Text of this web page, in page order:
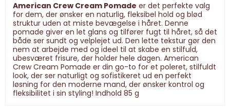
American Crew Cream Pomade er det perfekte valg
for dem, der ønsker en naturlig, fleksibel hold og blød
struktur uden at miste bevægelse i håret. Denne
pomade giver en let glans og tilfører fugt til håret, så det
både ser sundt og velplejet ud. Den lette tekstur gør den
nem at arbejde med og ideel til at skabe en stilfuld,
ubesværet frisure, der holder hele dagen. American
Crew Cream Pomade er din go-to for et poleret, stilfuldt
look, der ser naturligt og sofistikeret ud en perfekt
løsning for den moderne mand, der ønsker kontrol og
fleksibilitet i sin styling! Indhold 85 g